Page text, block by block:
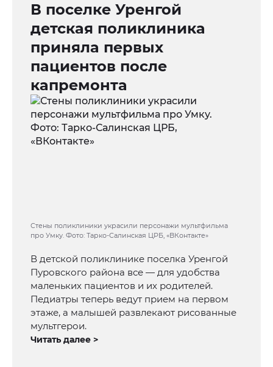
В поселке Уренгой
детская поликлиника
приняла первых
пациентов после
капремонта
Стены поликлиники украсили персонажи мультфильма
про Умку. Фото: Тарко-Салинская ЦРБ, «ВКонтакте»
В детской поликлинике поселка Уренгой
Пуровского района все — для удобства
маленьких пациентов и их родителей.
Педиатры теперь ведут прием на первом
этаже, а малышей развлекают рисованные
мультгерои.
Читать далее >